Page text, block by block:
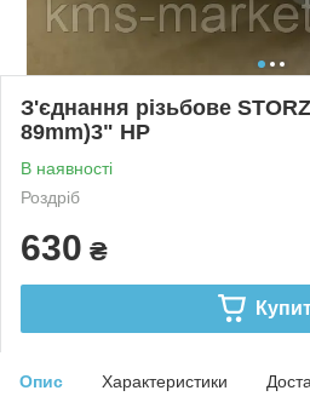
З'єднання різьбове
89mm)3" НР
В наявності
Роздріб
630 ₴
Опис Характеристики